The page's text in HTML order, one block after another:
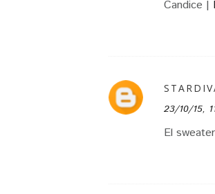
Candice |
23/10/15,
El